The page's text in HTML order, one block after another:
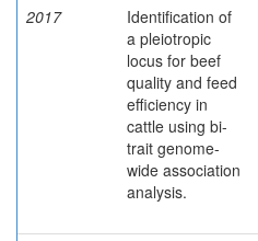
2017
Identification of
a pleiotropic
locus for beef
quality and feed
efficiency in
cattle using bi-
trait genome-
wide association
analysis.